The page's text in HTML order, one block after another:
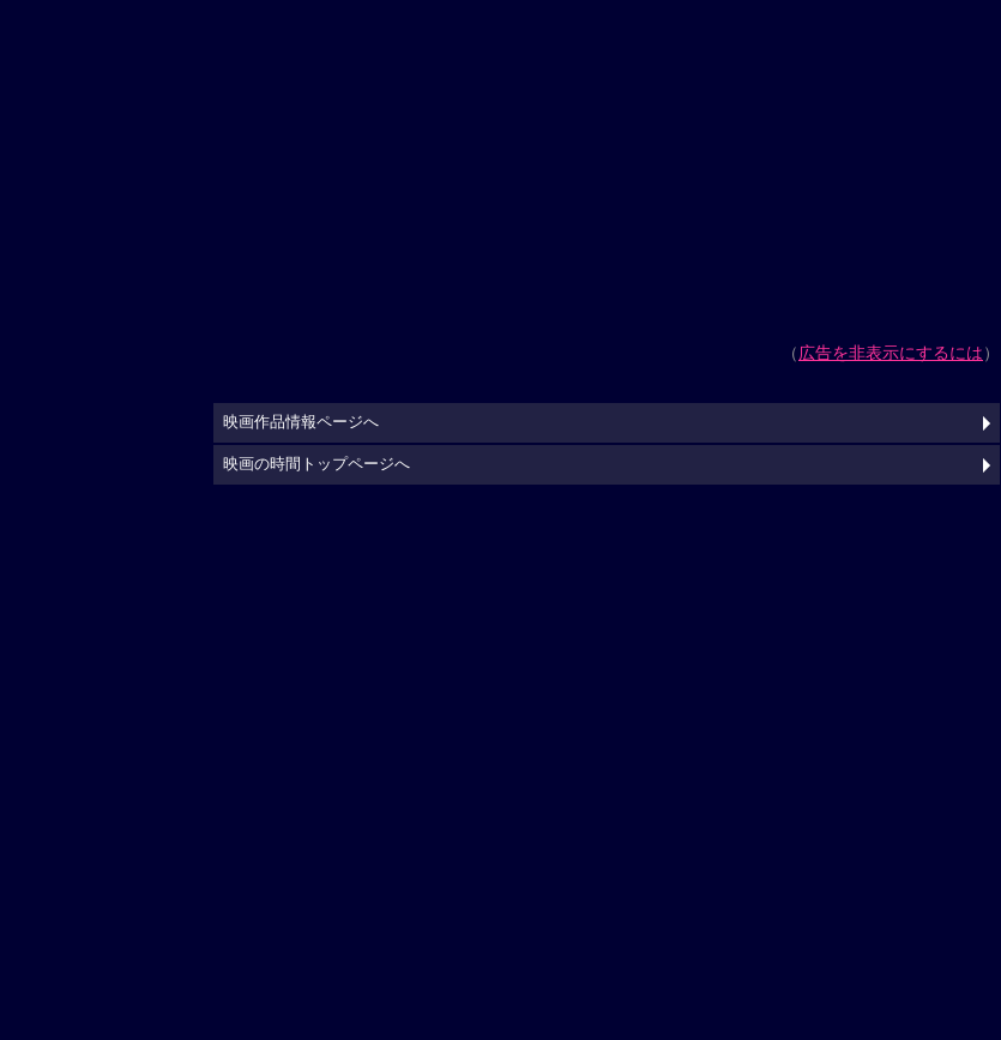
（広告を非表示にするには）
映画作品情報ページへ
映画の時間トップページへ